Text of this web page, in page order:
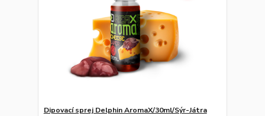
Dipovací sprej Delphin AromaX/30ml/Sýr-Játra